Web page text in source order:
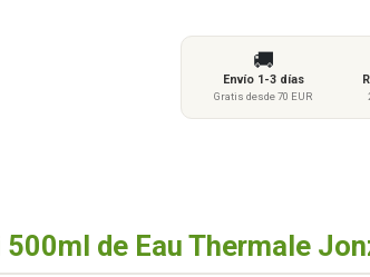
🚚
Envío 1-3 días
Gratis desde 70 EUR
de Eau Thermale